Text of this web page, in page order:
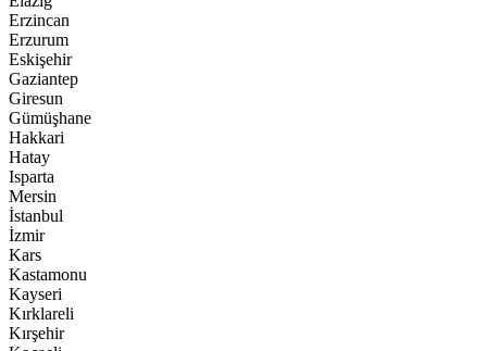
Erzincan
Erzurum
Eskişehir
Gaziantep
Giresun
Gümüşhane
Hakkari
Hatay
Isparta
Mersin
İstanbul
İzmir
Kars
Kastamonu
Kayseri
Kırklareli
Kırşehir